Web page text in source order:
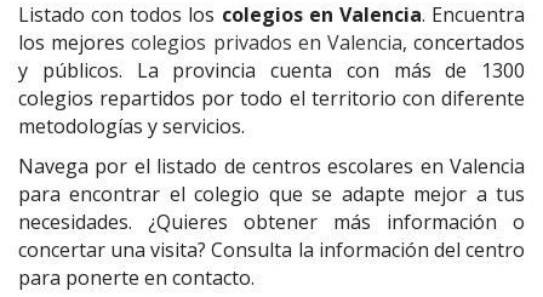
Listado con todos los colegios en Valencia. Encuentra
los mejorescolegios privados en Valencia, concertados
y públicos. La provincia cuenta con más de 1300
colegios repartidos por todo el territorio con diferente
metodologías y servicios.
Navega por el listado de centros escolares en Valencia
para encontrar el colegio que se adapte mejor a tus
necesidades. ¿Quieres obtener más información o
concertar una visita? Consulta la información del centro
para ponerte en contacto.